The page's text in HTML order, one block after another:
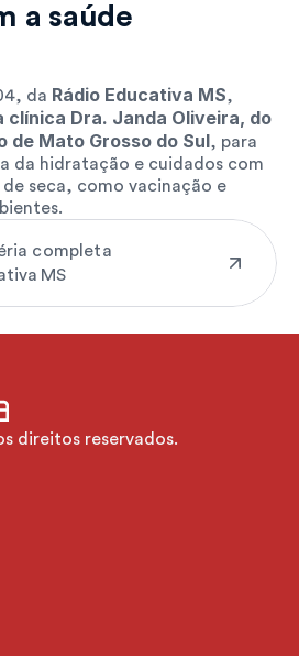
a saúde
da Rádio Educativa MS,
clínica Dra. Janda Oliveira, do
de Mato Grosso do Sul, para
da hidratação e cuidados com
seca, como vacinação e
completa
MS
direitos reservados.